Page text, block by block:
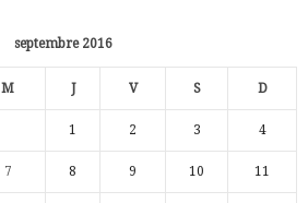
septembre 2016
M J V S D
1 2 3 4
7 8 9 10 11